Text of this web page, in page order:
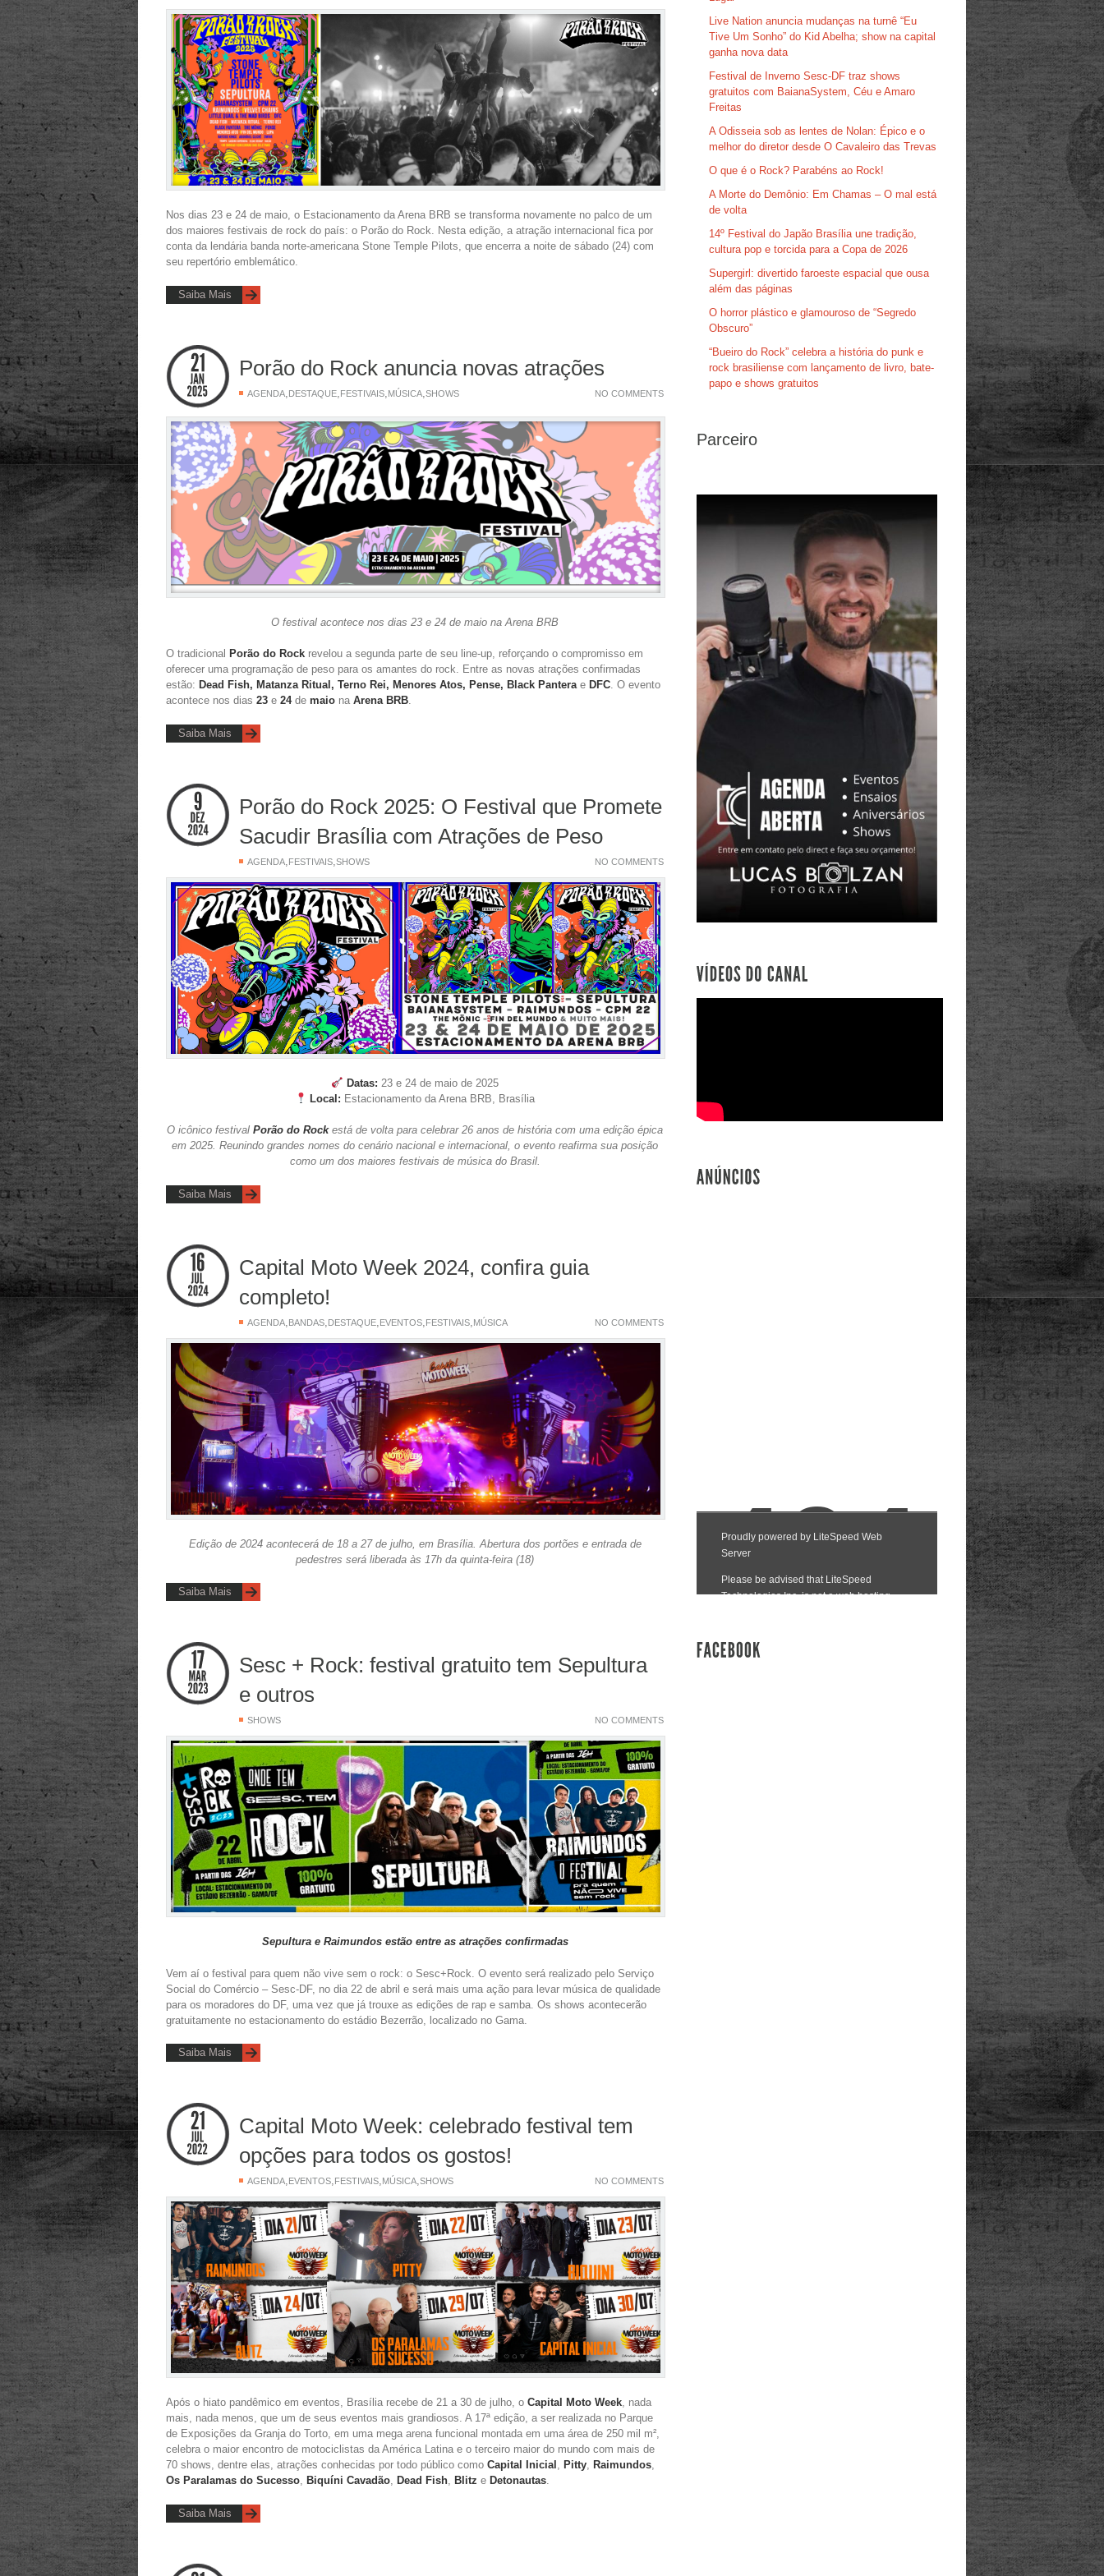
Nos dias 23 e 24 de maio, o Estacionamento da Arena BRB se transforma novamente no palco de um
dos maiores festivais de rock do país: o Porão do Rock. Nesta edição, a atração internacional fica por
conta da lendária banda norte-americana Stone Temple Pilots, que encerra a noite de sábado (24) com
seu repertório emblemático.
Saiba Mais
Porão do Rock anuncia novas atrações
AGENDA DESTAQUE FESTIVAIS MÚSICA SHOWS NO COMMENTS
O festival acontece nos dias 23 e 24 de maio na Arena BRB
O tradicional Porão do Rock revelou a segunda parte de seu line-up, reforçando o compromisso em
oferecer uma programação de peso para os amantes do rock. Entre as novas atrações confirmadas
estão: Dead Fish, Matanza Ritual, Terno Rei, Menores Atos, Pense, Black Pantera e DFC. O evento
acontece nos dias 23 e 24 de maio na Arena BRB.
Saiba Mais
Porão do Rock 2025: O Festival que Promete
Sacudir Brasília com Atrações de Peso
AGENDA FESTIVAIS SHOWS NO COMMENTS
Datas: 23 e 24 de maio de 2025
Local: Estacionamento da Arena BRB, Brasília
O icônico festival Porão do Rockestá de volta para celebrar 26 anos de história com uma edição épica
em 2025. Reunindo grandes nomes do cenário nacional e internacional, o evento reafirma sua posição
como um dos maiores festivais de música do Brasil.
Saiba Mais
Capital Moto Week 2024, confira guia
completo!
AGENDA BANDAS DESTAQUE EVENTOS FESTIVAIS MÚSICA NO COMMENTS
Edição de 2024 acontecerá de 18 a 27 de julho, em Brasília. Abertura dos portões e entrada de
pedestres será liberada às 17h da quinta-feira (18)
Saiba Mais
Sesc + Rock: festival gratuito tem Sepultura
e outros
SHOWS NO COMMENTS
Sepultura e Raimundos estão entre as atrações confirmadas
Vem aí o festival para quem não vive sem o rock: o Sesc+Rock. O evento será realizado pelo Serviço
Social do Comércio – Sesc-DF, no dia 22 de abril e será mais uma ação para levar música de qualidade
para os moradores do DF, uma vez que já trouxe as edições de rap e samba. Os shows acontecerão
gratuitamente no estacionamento do estádio Bezerrão, localizado no Gama.
Saiba Mais
Capital Moto Week: celebrado festival tem
opções para todos os gostos!
AGENDA, EVENTOS, FESTIVAIS, MÚSICA,SHOWS NO COMMENTS
Após o hiato pandêmico em eventos, Brasília recebe de 21 a 30 de julho, o Capital Moto Week, nada
mais, nada menos, que um de seus eventos mais grandiosos. A 17ª edição, a ser realizada no Parque
de Exposições da Granja do Torto, em uma mega arena funcional montada em uma área de 250 mil m²,
celebra o maior encontro de motociclistas da América Latina e o terceiro maior do mundo com mais de
70 shows, dentre elas, atrações conhecidas por todo público como Capital Inicial , Pitty, Raimundos,
Os Paralamas do Sucesso, Biquíni Cavadão, Dead Fish, Blitz e Detonautas.
Saiba Mais
Live Nation anuncia mudanças na turnê “Eu
Tive Um Sonho” do Kid Abelha; show na capital
ganha nova data
Festival de Inverno Sesc-DF traz shows
gratuitos com BaianaSystem, Céu e Amaro
Freitas
A Odisseia sob as lentes de Nolan: Épico e o
melhor do diretor desde O Cavaleiro das Trevas
O que é o Rock? Parabéns ao Rock!
A Morte do Demônio: Em Chamas – O mal está
de volta
14º Festival do Japão Brasília une tradição,
cultura pop e torcida para a Copa de 2026
Supergirl: divertido faroeste espacial que ousa
além das páginas
O horror plástico e glamouroso de “Segredo
Obscuro”
“Bueiro do Rock” celebra a história do punk e
rock brasiliense com lançamento de livro, bate-
papo e shows gratuitos
Parceiro